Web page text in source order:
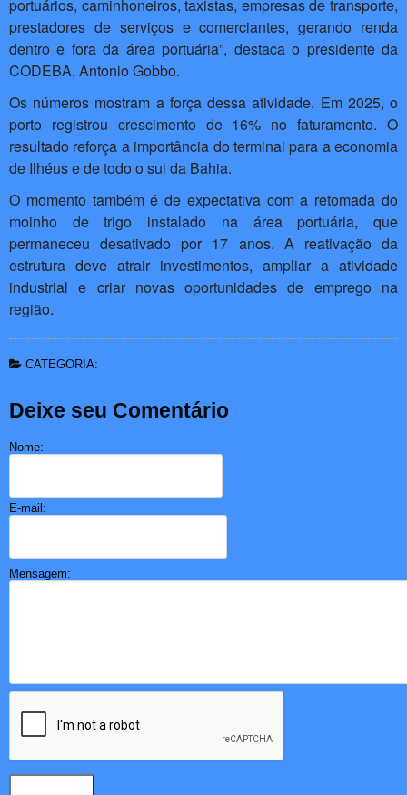
portuários, caminhoneiros, taxistas, empresas de transporte,
prestadores de serviços e comerciantes, gerando renda
dentro e fora da área portuária”, destaca o presidente da
CODEBA, Antonio Gobbo.
Os números mostram a força dessa atividade. Em 2025, o
porto registrou crescimento de 16% no faturamento. O
resultado reforça a importância do terminal para a economia
de Ilhéus e de todo o sul da Bahia.
O momento também é de expectativa com a retomada do
moinho de trigo instalado na área portuária, que
permaneceu desativado por 17 anos. A reativação da
estrutura deve atrair investimentos, ampliar a atividade
industrial e criar novas oportunidades de emprego na
região.
CATEGORIA:
Deixe seu Comentário
Nome:
E-mail:
Mensagem: